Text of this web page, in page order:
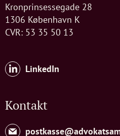
Kronprinsessegade 28
1306 København K
CVR: 53 35 50 13
LinkedIn
Kontakt